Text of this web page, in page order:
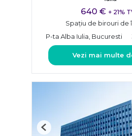
640 € + 21%
Spațiu de birouri de
P-ta Alba Iulia, Bucuresti
Vezi mai multe
Previous